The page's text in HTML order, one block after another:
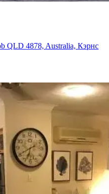
QLD 4878, Australia, Кэрнс